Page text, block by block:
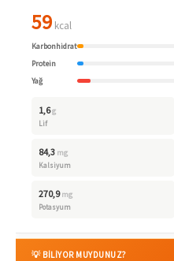
59 kcal
Karbonhidrat
Protein
Yağ
1,6g
Lif
84,3 mg
Kalsiyum
270,9 mg
Potasyum
💡 BİLİYOR MUYDUNUZ?